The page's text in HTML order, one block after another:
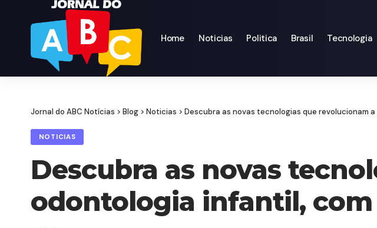
Home Noticias Politica Brasil Tecnologia
Jornal do ABC Notícias > Blog > Noticias > Descubra as novas tecnologias que revolucionam
NOTICIAS
Descubra as novas
odontologia infantil, com